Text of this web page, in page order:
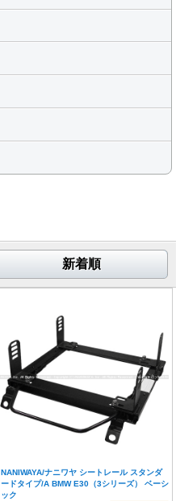
新着順
NANIWAYA/ナニワヤ シートレール スタンダ
ードタイプ/A BMW E30（3シリーズ） ベーシ
ック